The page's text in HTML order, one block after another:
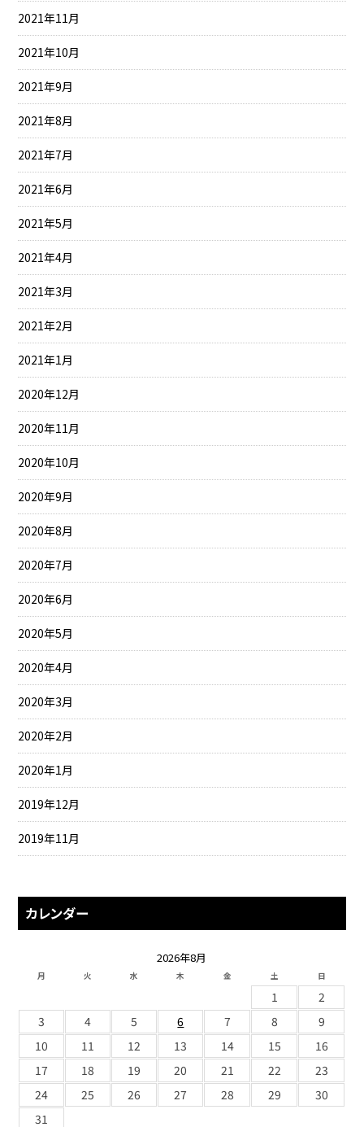
2021年11月
2021年10月
2021年9月
2021年8月
2021年7月
2021年6月
2021年5月
2021年4月
2021年3月
2021年2月
2021年1月
2020年12月
2020年11月
2020年10月
2020年9月
2020年8月
2020年7月
2020年6月
2020年5月
2020年4月
2020年3月
2020年2月
2020年1月
2019年12月
2019年11月
カレンダー
2026年8月
月 火 水 木 金 土 日
1
2
3
4 5 6 7 8
9
10
11 12 13 14 15
16
17
18 19 20 21 22
23
24
25 26 27 28 29
30
31